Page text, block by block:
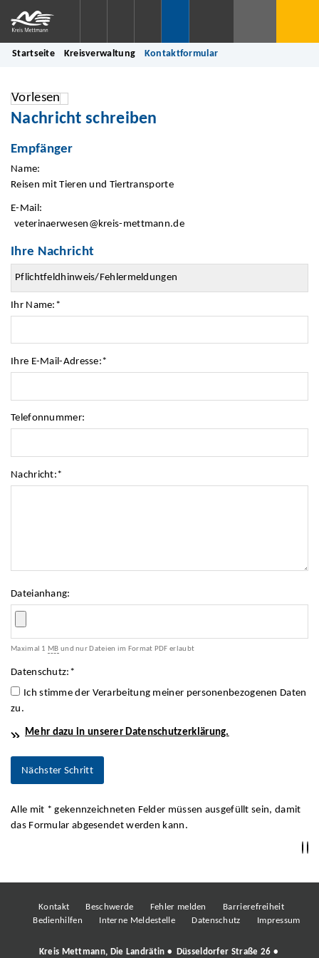
Startseite Kreisverwaltung Kontaktformular
Vorlesen
Nachricht schreiben
Empfänger
Name:
Reisen mit Tieren und Tiertransporte
E-Mail:
veterinaerwesen@kreis-mettmann.de
Ihre Nachricht
Ihr Name: *
Ihre E-Mail-Adresse:*
Telefonnummer:
Nachricht:*
Dateianhang:
Maximal 1 MB und nur Dateien im Format PDF erlaubt
Datenschutz: *
Ich stimme der Verarbeitung meiner personenbezogenen Daten
zu.
Mehr dazu in unserer Datenschutzerklärung.
Alle mit * gekennzeichneten Felder müssen ausgefüllt sein, damit
das Formular abgesendet werden kann.
Kontakt Beschwerde Fehler melden
Barrierefreiheit
Bedienhilfen
Interne Meldestelle Datenschutz Impressum
Kreis Mettmann, Die Landrätin • Düsseldorfer Straße 26 •